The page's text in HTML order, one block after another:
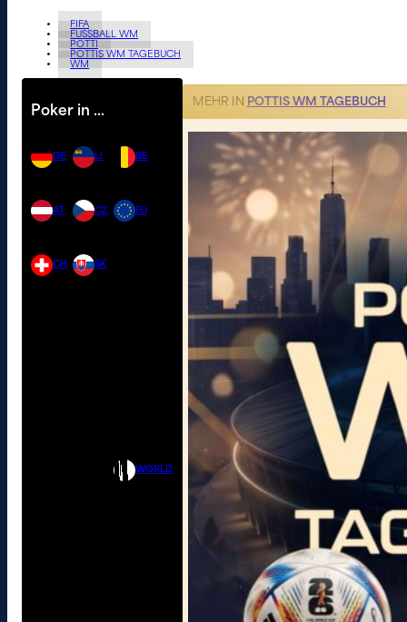
FIFA
FUSSBALL WM
POTTI
POTTIS WM TAGEBUCH
WM
Poker in …
DE
AT
CH
LI
CZ
SK
BE
EU
WORLD
MEHR IN POTTIS WM TAGEBUCH